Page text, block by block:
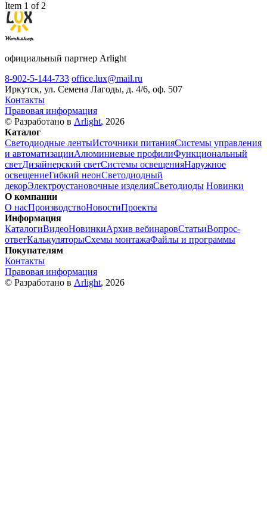
Item 1 of 2
официальный партнер Arlight
8-902-5-144-733 office.lux@mail.ru
Иркутск, ул. Семена Лагоды, д. 4/6, оф. 507
Контакты
Правовая информация
© Разработано в Arlight, 2026
Каталог
Светодиодные лентыИсточники питанияСистемы управления
и автоматизацииАлюминиевые профилиФункциональный
светДизайнерский светСистемы освещенияНаружное
освещениеГибкий неонСветодиодный
декорЭлектроустановочные изделияСветодиоды Новинки
О компании
О насПроизводствоНовостиПроекты
Информация
КаталогиВидеоНовинкиАрхив вебинаровСтатьиВопрос-
ответКалькуляторыСхемы монтажаФайлы и программы
Покупателям
Контакты
Правовая информация
© Разработано в Arlight, 2026